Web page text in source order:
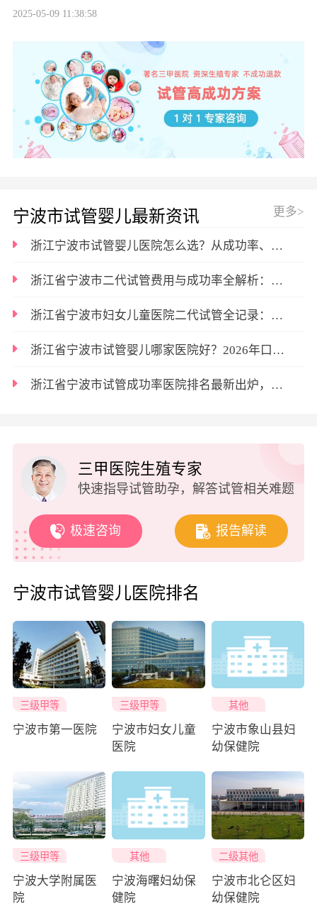
2025-05-09 11:38:58
宁波市试管婴儿最新资讯 更多>
浙江宁波市试管婴儿医院怎么选？从成功率、技术、费用多维度帮你挑
浙江省宁波市二代试管费用与成功率全解析：从预算到好孕的必经之路
浙江省宁波市妇女儿童医院二代试管全记录：亲身经历的流程与费用标准
浙江省宁波市试管婴儿哪家医院好？2026年口碑与实力并存的三大选择
浙江省宁波市试管成功率医院排名最新出炉，这三家领先优势明显
三甲医院生殖专家
快速指导试管助孕，解答试管相关难题
极速咨询 报告解读
宁波市试管婴儿医院排名
三级甲等
宁波市第一医院
三级甲等
宁波市妇女儿童
医院
其他
宁波市象山县妇
幼保健院
三级甲等
宁波大学附属医
院
其他
宁波海曙妇幼保
健院
二级其他
宁波市北仑区妇
幼保健院